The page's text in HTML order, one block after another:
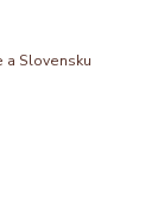
a Slovensku